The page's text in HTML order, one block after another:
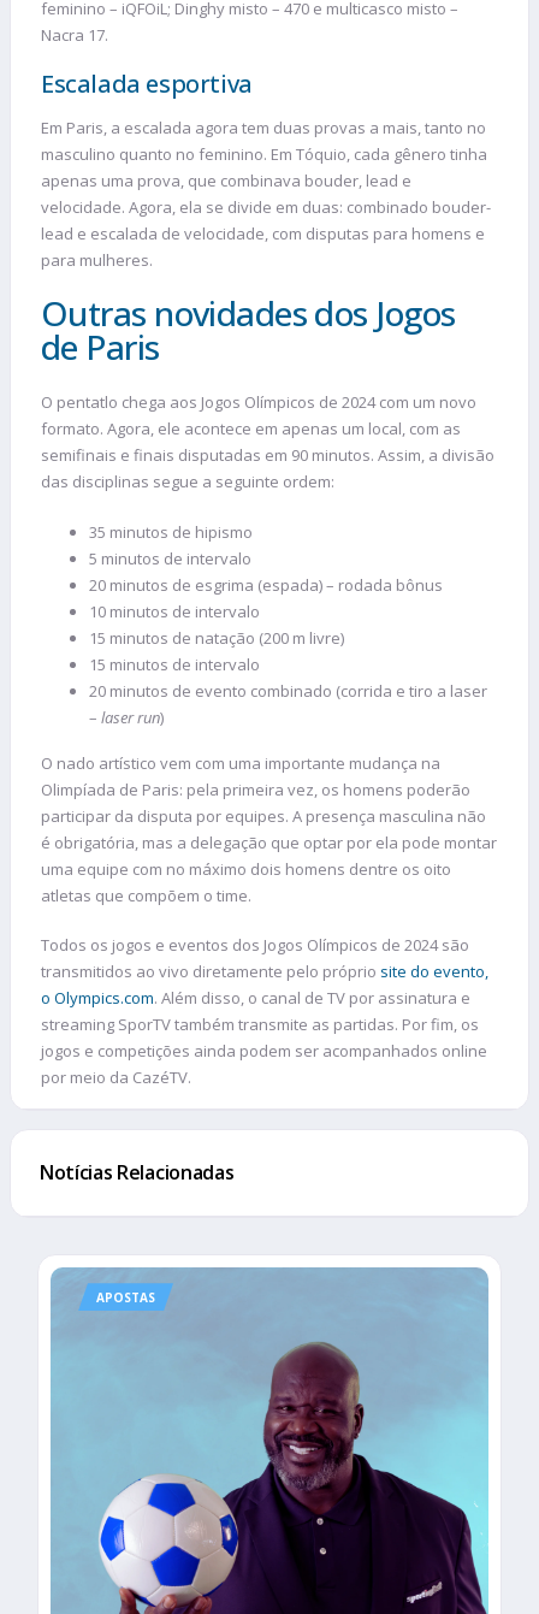
feminino – iQFOiL; Dinghy misto – 470 e multicasco misto –
Nacra 17.
Escalada esportiva
Em Paris, a escalada agora tem duas provas a mais, tanto no
masculino quanto no feminino. Em Tóquio, cada gênero tinha
apenas uma prova, que combinava bouder, lead e
velocidade. Agora, ela se divide em duas: combinado bouder-
lead e escalada de velocidade, com disputas para homens e
para mulheres.
Outras novidades dos Jogos
de Paris
O pentatlo chega aos Jogos Olímpicos de 2024 com um novo
formato. Agora, ele acontece em apenas um local, com as
semifinais e finais disputadas em 90 minutos. Assim, a divisão
das disciplinas segue a seguinte ordem:
35 minutos de hipismo
5 minutos de intervalo
20 minutos de esgrima (espada) – rodada bônus
10 minutos de intervalo
15 minutos de natação (200 m livre)
15 minutos de intervalo
20 minutos de evento combinado (corrida e tiro a laser
– laser run)
O nado artístico vem com uma importante mudança na
Olimpíada de Paris: pela primeira vez, os homens poderão
participar da disputa por equipes. A presença masculina não
é obrigatória, mas a delegação que optar por ela pode montar
uma equipe com no máximo dois homens dentre os oito
atletas que compõem o time.
Todos os jogos e eventos dos Jogos Olímpicos de 2024 são
transmitidos ao vivo diretamente pelo próprio site do evento,
o Olympics.com. Além disso, o canal de TV por assinatura e
streaming SporTV também transmite as partidas. Por fim, os
jogos e competições ainda podem ser acompanhados online
por meio da CazéTV.
Notícias Relacionadas
APOSTAS